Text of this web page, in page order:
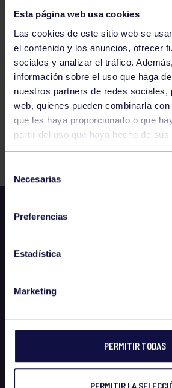
Esta página web usa cookies
Las cookies de este sitio web se
el contenido y los anuncios, ofrecer
sociales y analizar el tráfico.
información sobre el uso que haga
nuestros partners de redes sociales,
web, quienes pueden combinarla
que les haya proporcionado o que
partir del uso que haya hecho de
Necesarias
Preferencias
Estadística
Marketing
PERMITIR TODAS
PERMITIR LA
135 137 138